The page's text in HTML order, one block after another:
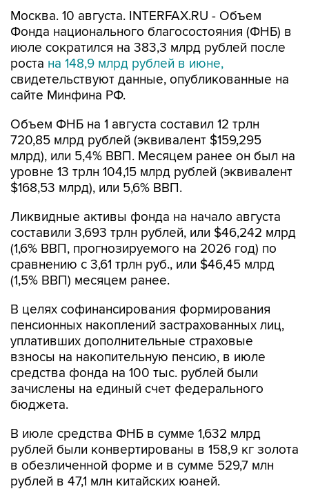
Москва. 10 августа. INTERFAX.RU - Объем
Фонда национального благосостояния (ФНБ) в
июле сократился на 383,3 млрд рублей после
роста на 148,9 млрд рублей в июне,
свидетельствуют данные, опубликованные на
сайте Минфина РФ.
Объем ФНБ на 1 августа составил 12 трлн
720,85 млрд рублей (эквивалент $159,295
млрд), или 5,4% ВВП. Месяцем ранее он был на
уровне 13 трлн 104,15 млрд рублей (эквивалент
$168,53 млрд), или 5,6% ВВП.
Ликвидные активы фонда на начало августа
составили 3,693 трлн рублей, или $46,242 млрд
(1,6% ВВП, прогнозируемого на 2026 год) по
сравнению с 3,61 трлн руб., или $46,45 млрд
(1,5% ВВП) месяцем ранее.
В целях софинансирования формирования
пенсионных накоплений застрахованных лиц,
уплативших дополнительные страховые
взносы на накопительную пенсию, в июле
средства фонда на 100 тыс. рублей были
зачислены на единый счет федерального
бюджета.
В июле средства ФНБ в сумме 1,632 млрд
рублей были конвертированы в 158,9 кг золота
в обезличенной форме и в сумме 529,7 млн
рублей в 47,1 млн китайских юаней.